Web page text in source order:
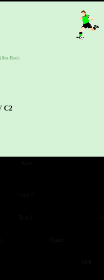
Reek
C2